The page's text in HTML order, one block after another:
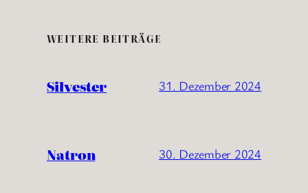
WEITERE BEITRÄGE
Silvester 31. Dezember 2024
Natron 30. Dezember 2024